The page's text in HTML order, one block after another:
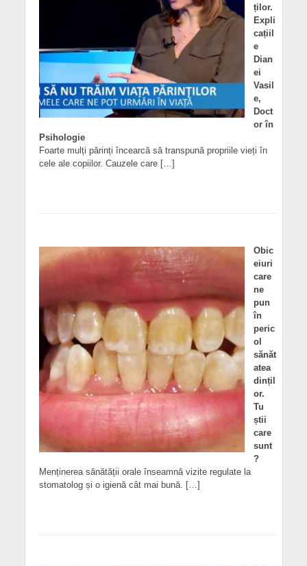
ților.
Expli
cațiil
e
Dian
ei
Vasil
e,
Doct
or în
Psihologie
Foarte mulți părinți încearcă să transpună propriile vieți în
cele ale copiilor. Cauzele care […]
Obic
eiuri
care
ne
pun
în
peric
ol
sănăt
atea
dințil
or.
Tu
știi
care
sunt
?
Menținerea sănătății orale înseamnă vizite regulate la
stomatolog și o igienă cât mai bună. […]